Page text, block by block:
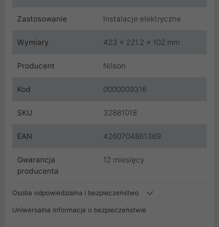
Zastosowanie Instalacje elektryczne
Wymiary 423 x 221.2 x 102 mm
Producent Nilson
Kod 0000009316
SKU 32881018
EAN 4260704861369
Gwarancja
producenta
12 miesięcy
Osoba odpowiedzialna i bezpieczeństwo
Uniwersalna informacja o bezpieczeństwie